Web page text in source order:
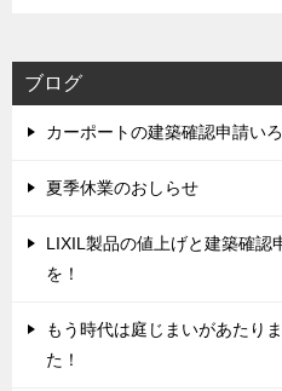
ブログ
カーポートの建築確認申請い
夏季休業のおしらせ
LIXIL製品の値上げと建築確認
を！
もう時代は庭じまいがあたり
た！